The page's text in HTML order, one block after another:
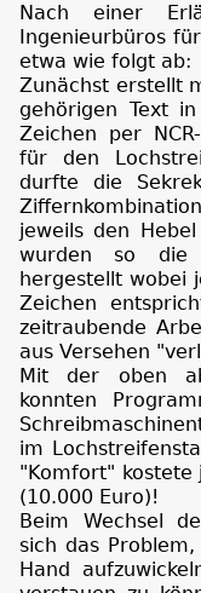
Nach einer
Ingenieurbüros
etwa wie folgt ab:
Zunächst erstellt
gehörigen Text
Zeichen per
für den
durfte die
jeweils den
wurden so die
hergestellt wobei
Zeichen
zeitraubende
aus Versehen
Mit der oben
konnten
im
"Komfort" kostete
(10.000 Euro)!
Beim Wechsel
sich das
Hand